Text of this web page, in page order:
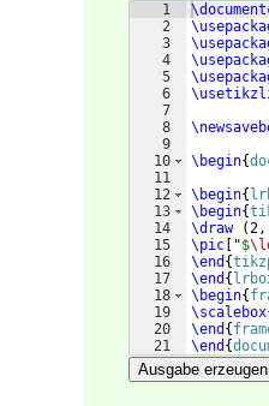
1
2
3
4
5
6
7
8
9
10
11
12
13
14
15
16
17
18
19
20
21
\begin{
\begin{
\begin{
\draw
(
\pic
"$
\end {
\end {
\begin{
\scalebox
\end {
\end {
Ausgabe erzeugen